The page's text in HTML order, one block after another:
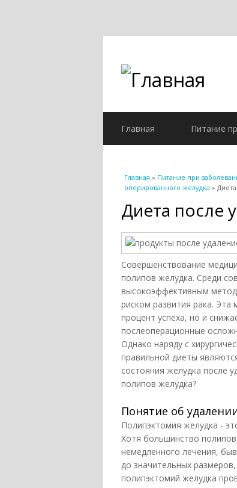
Главная Питание
Вы здесь
Главная » Питание при
оперированного желудка »
Диета после
Совершенствование
полипов желудка. Среди
высокоэффективным
риском развития рака. Эта
процент успеха, но и
послеоперационные
Однако наряду с
правильной диеты
состояния желудка после
полипов желудка?
Понятие об
Полипэктомия желудка -
Хотя большинство
немедленного лечения,
до значительных
полипэктомий желудка